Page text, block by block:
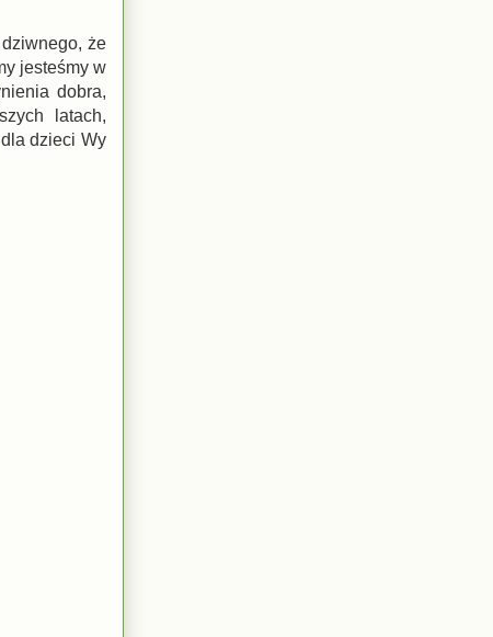
że
jesteśmy w
dobra,
latach,
dzieci Wy